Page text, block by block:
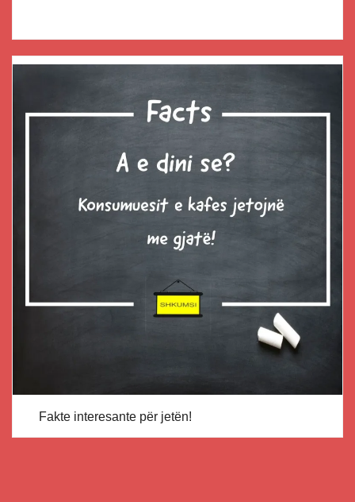
Fakte interesante për jetën!